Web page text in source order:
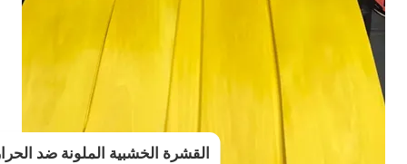
القشرة الخشبية الملونة ضد